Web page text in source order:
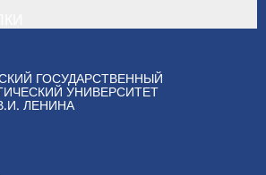
ГОСУДАРСТВЕННЫЙ
УНИВЕРСИТЕТ
ЛЕНИНА